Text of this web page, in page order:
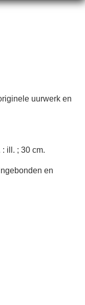
uurwerk en
ill. ; 30 cm.
en